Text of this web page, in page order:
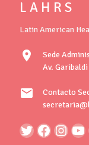
L A H R S
Latin American
location_on
Sede
Av.
mail
Contacto